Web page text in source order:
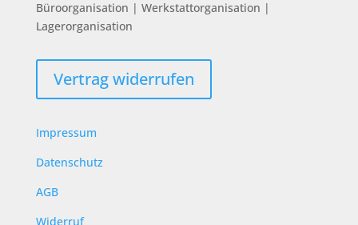
Büroorganisation | Werkstattorganisation |
Lagerorganisation
Vertrag widerrufen
Impressum
Datenschutz
AGB
Widerruf